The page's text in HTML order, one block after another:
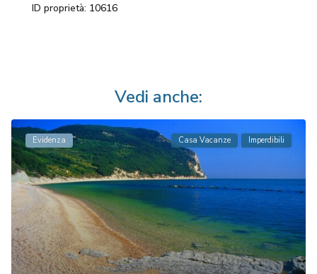
ID proprietà: 10616
Vedi anche:
Evidenza Casa Vacanze Imperdibili